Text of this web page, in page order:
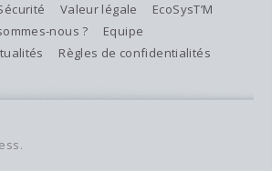
Valeur légale
EcoSysT’M
nous ?
Equipe
Règles de confidentialités